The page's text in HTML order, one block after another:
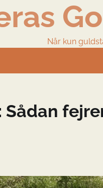
Når kun
Sådan